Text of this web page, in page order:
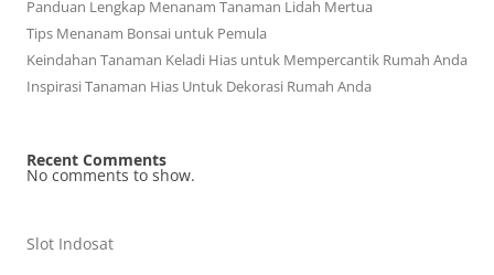
Panduan Lengkap Menanam Tanaman Lidah Mertua
Tips Menanam Bonsai untuk Pemula
Keindahan Tanaman Keladi Hias untuk Mempercantik Rumah Anda
Inspirasi Tanaman Hias Untuk Dekorasi Rumah Anda
Recent Comments
No comments to show.
Slot Indosat